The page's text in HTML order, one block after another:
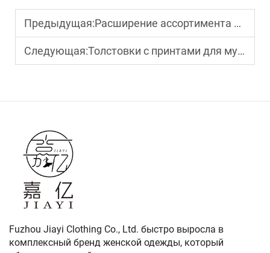
Предыдущая:Расширение ассортимента за счёт современных моделей белых блузок для женщин
Следующая:Толстовки с принтами для мужчин: поиск лучших производителей уличной одежды
Fuzhou Jiayi Clothing Co., Ltd. быстро выросла в
комплексный бренд женской одежды, который